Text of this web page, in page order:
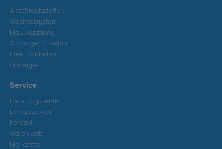
Anschraubplatten
Wechselsystem
Maulkupplung
Anhänger Zubehör
Elektrozubehör
Sonstiges
Service
Beratungscenter
Einbauservice
Kontakt
Warenkorb
Merkzettel